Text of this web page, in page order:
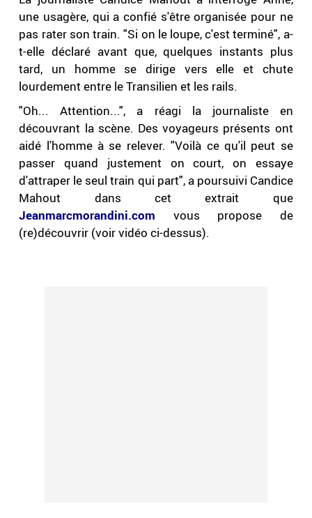
une usagère, qui a confié s'être organisée pour ne
pas rater son train. "Si on le loupe, c'est terminé", a-
t-elle déclaré avant que, quelques instants plus
tard, un homme se dirige vers elle et chute
lourdement entre le Transilien et les rails.
"Oh... Attention...", a réagi la journaliste en
découvrant la scène. Des voyageurs présents ont
aidé l'homme à se relever. "Voilà ce qu'il peut se
passer quand justement on court, on essaye
d'attraper le seul train qui part", a poursuivi Candice
Mahout dans cet extrait que
Jeanmarcmorandini.com vous propose de
(re)découvrir (voir vidéo ci-dessus).